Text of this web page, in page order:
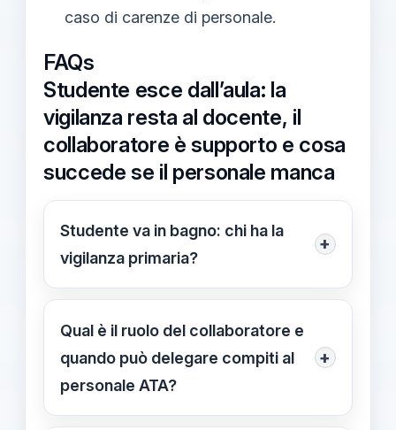
caso di carenze di personale.
FAQs
Studente esce dall’aula: la
vigilanza resta al docente, il
collaboratore è supporto e cosa
succede se il personale manca
Studente va in bagno: chi ha la
vigilanza primaria?
+
La vigilanza resta primaria del
docente, anche se lo studente esce
dall’aula. Il collaboratore fornisce
supporto operativo e non sostituisce
Qual è il ruolo del collaboratore e
quando può delegare compiti al
personale ATA?
+
Il collaboratore sorveglia spazi